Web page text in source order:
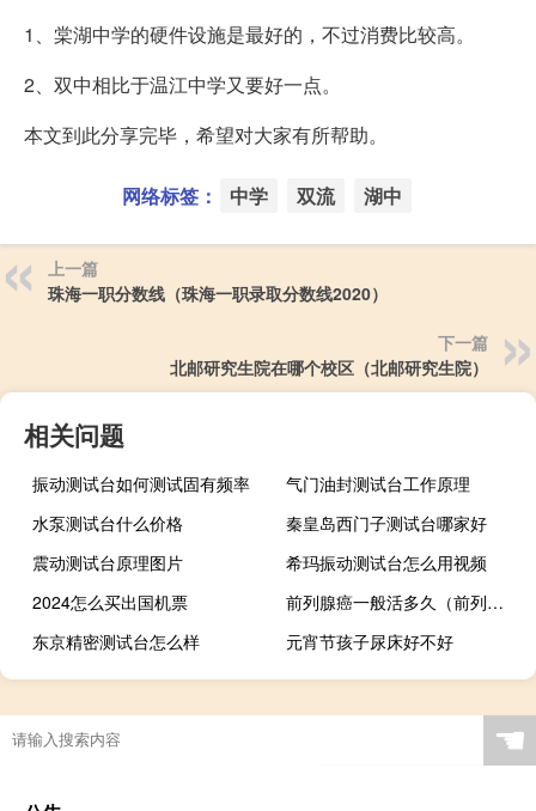
1、棠湖中学的硬件设施是最好的，不过消费比较高。
2、双中相比于温江中学又要好一点。
本文到此分享完毕，希望对大家有所帮助。
网络标签： 中学 双流 湖中
上一篇
珠海一职分数线（珠海一职录取分数线2020）
下一篇
北邮研究生院在哪个校区（北邮研究生院）
相关问题
振动测试台如何测试固有频率
气门油封测试台工作原理
水泵测试台什么价格
秦皇岛西门子测试台哪家好
震动测试台原理图片
希玛振动测试台怎么用视频
2024怎么买出国机票
前列腺癌一般活多久（前列腺癌生存期是多久）
东京精密测试台怎么样
元宵节孩子尿床好不好
☚